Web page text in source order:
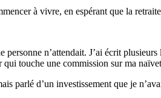
à vivre, en espérant que la
n’attendait. J’ai écrit
touche une commission sur ma
parlé d’un investissement que je